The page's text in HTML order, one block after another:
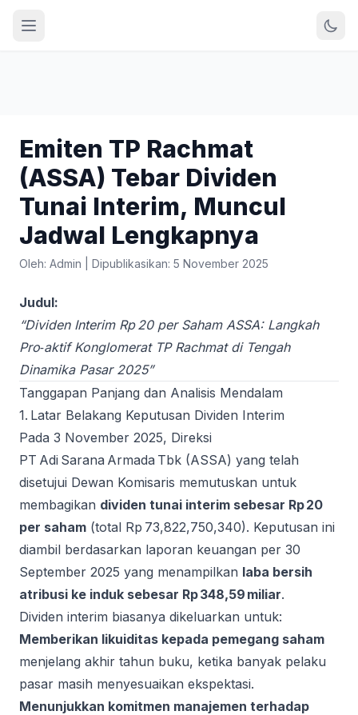
Emiten TP Rachmat
(ASSA) Tebar Dividen
Tunai Interim, Muncul
Jadwal Lengkapnya
Oleh: Admin Dipublikasikan: 5 November 2025
Judul:
“Dividen Interim Rp 20 per Saham ASSA: Langkah
Pro‑aktif Konglomerat TP Rachmat di Tengah
Dinamika Pasar 2025”
Tanggapan Panjang dan Analisis Mendalam
1. Latar Belakang Keputusan Dividen Interim
Pada 3 November 2025, Direksi
PT Adi Sarana Armada Tbk (ASSA) yang telah
disetujui Dewan Komisaris memutuskan untuk
membagikan dividen tunai interim sebesar Rp 20
per saham (total Rp 73,822,750,340). Keputusan ini
diambil berdasarkan laporan keuangan per 30
September 2025 yang menampilkan laba bersih
atribusi ke induk sebesar Rp 348,59 miliar.
Dividen interim biasanya dikeluarkan untuk:
Memberikan likuiditas kepada pemegang saham
menjelang akhir tahun buku, ketika banyak pelaku
pasar masih menyesuaikan ekspektasi.
Menunjukkan komitmen manajemen terhadap